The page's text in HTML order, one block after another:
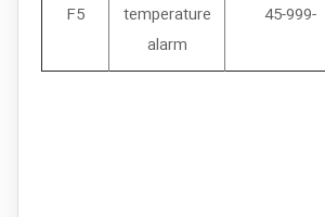
F5
temperature
alarm
-45-999